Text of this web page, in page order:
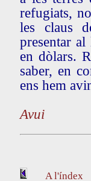
refugiats,
les claus
presentar
en dòlars.
saber, en
ens hem
Avui
A l'índex